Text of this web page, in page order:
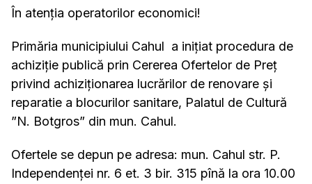
În atenția operatorilor economici!
Primăria municipiului Cahul a inițiat procedura de
achiziție publică prin Cererea Ofertelor de Preț
privind achiziționarea lucrărilor de renovare și
reparatie a blocurilor sanitare, Palatul de Cultură
”N. Botgros” din mun. Cahul.
Ofertele se depun pe adresa: mun. Cahul str. P.
Independenței nr. 6 et. 3 bir. 315 pînă la ora 10.00